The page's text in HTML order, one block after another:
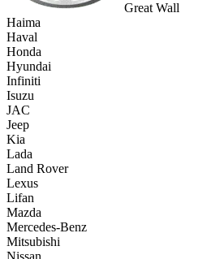
Great Wall
Haima
Haval
Honda
Hyundai
Infiniti
Isuzu
JAC
Jeep
Kia
Lada
Land Rover
Lexus
Lifan
Mazda
Mercedes-Benz
Mitsubishi